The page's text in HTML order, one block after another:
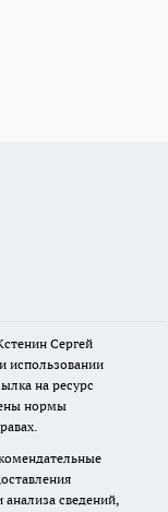
Сергей
использовании
на ресурс
нормы
сведений,